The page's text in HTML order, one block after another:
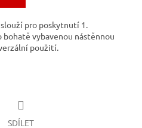
pro poskytnutí 1.
bohatě vybavenou nástěnnou
použití.
SDÍLET